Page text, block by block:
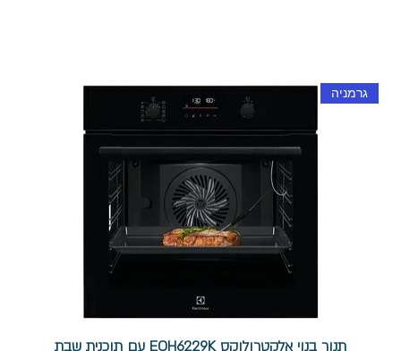
גרמניה
תנור בנוי אלקטרולוקס EOH6229K עם תוכנית שבת